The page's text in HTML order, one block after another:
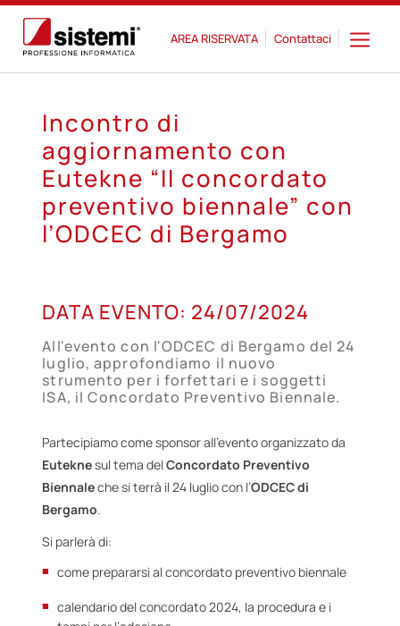
AREA RISERVATA Contattaci
Incontro di
aggiornamento con
Eutekne “Il concordato
preventivo biennale” con
l’ODCEC di Bergamo
24
LUG
DATA EVENTO: 24/07/2024
All'evento con l'ODCEC di Bergamo del 24
luglio, approfondiamo il nuovo
strumento per i forfettari e i soggetti
ISA, il Concordato Preventivo Biennale.
Partecipiamo come sponsor all’evento organizzato da
Euteknesul tema delConcordato Preventivo
Biennaleche si terrà il 24 luglio con l’ODCEC di
Bergamo.
Si parlerà di:
come prepararsi al concordato preventivo biennale
calendario del concordato 2024, la procedura e i